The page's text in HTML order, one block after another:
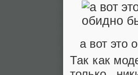
а вот это
Так как